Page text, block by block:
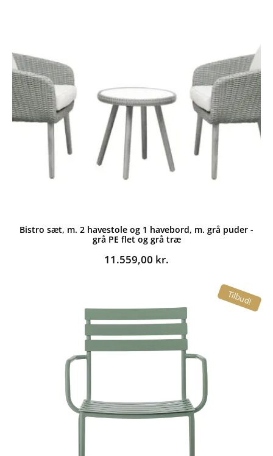
Bistro sæt, m. 2 havestole og 1 havebord, m. grå puder -
grå PE flet og grå træ
11.559,00 kr.
Tilbud!